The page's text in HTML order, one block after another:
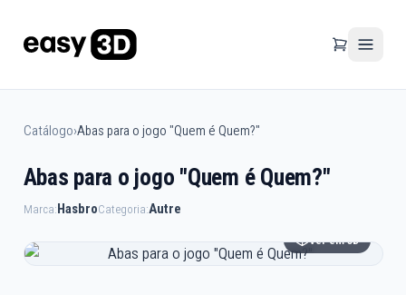
Catálogo›Abas para o jogo "Quem é Quem?"
Abas para o jogo "Quem é Quem?"
Marca:HasbroCategoria:Autre
Ver em 3D